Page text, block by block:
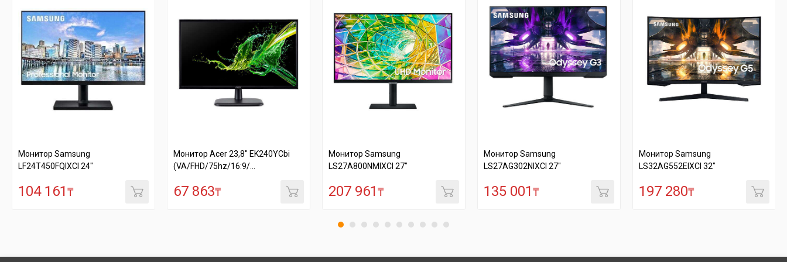
24"
Монитор Acer 23,8" EK240YCbi
(VA/FHD/75hz/16:9/...
67 863
Монитор Samsung
LS27A800NMIXCI 27"
207 961
Монитор Samsung
LS27AG302NIXCI 27"
135 001
Монитор Samsung
LS32AG552EIXCI 32"
197 280 78 303